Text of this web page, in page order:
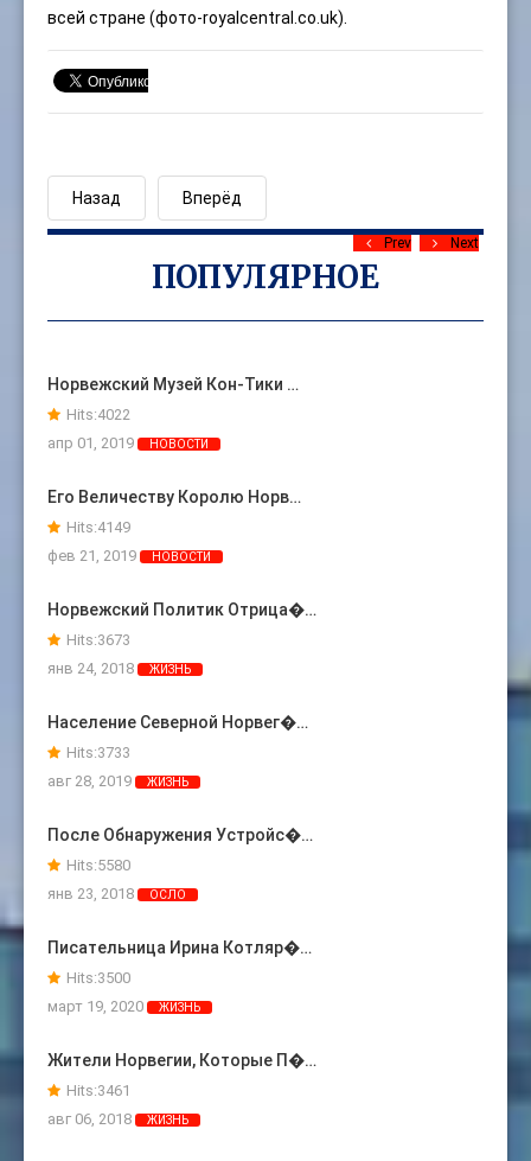
всей стране (фото-royalcentral.co.uk).
Назад Вперёд
ПОПУЛЯРНОЕ
Prev Next
Норвежский Музей Кон-Тики …
Hits:4022
апр 01, 2019
НОВОСТИ
Его Величеству Королю Норв…
Hits:4149
фев 21, 2019
НОВОСТИ
Норвежский Политик Отрица�…
Hits:3673
янв 24, 2018
ЖИЗНЬ
Население Северной Норвег�…
Hits:3733
авг 28, 2019
ЖИЗНЬ
После Обнаружения Устройс�…
Hits:5580
янв 23, 2018
ОСЛО
Писательница Ирина Котляр�…
Hits:3500
март 19, 2020
ЖИЗНЬ
Жители Норвегии, Которые П�…
Hits:3461
авг 06, 2018
ЖИЗНЬ